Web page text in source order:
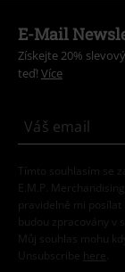
E-Mail
Získejte 20%
teď! Více
Tímto souhlasím se
E.M.P.
pravidelně mi
budou zpracovány v
Můj souhlas mohu
Unsubscribe here